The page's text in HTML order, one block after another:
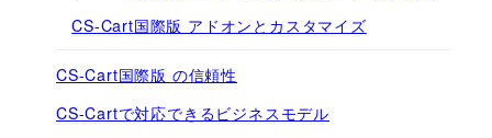
CS-Cart国際版 アドオンとカスタマイズ
CS-Cart国際版 の信頼性
CS-Cartで対応できるビジネスモデル